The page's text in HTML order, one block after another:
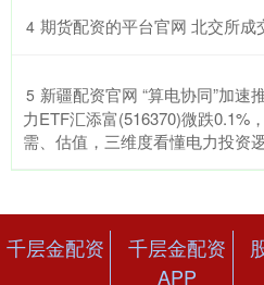
4 期货配资的平台官网 北交所
5 新疆配资官网 “算电协同”加速
力ETF汇添富(516370)微跌0.1%
需、估值，三维度看懂电力投资
千层金配资
千层金配资
APP